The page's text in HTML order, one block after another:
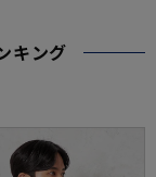
キング